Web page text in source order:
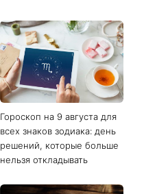
Гороскоп на 9 августа для
всех знаков зодиака: день
решений, которые больше
нельзя откладывать